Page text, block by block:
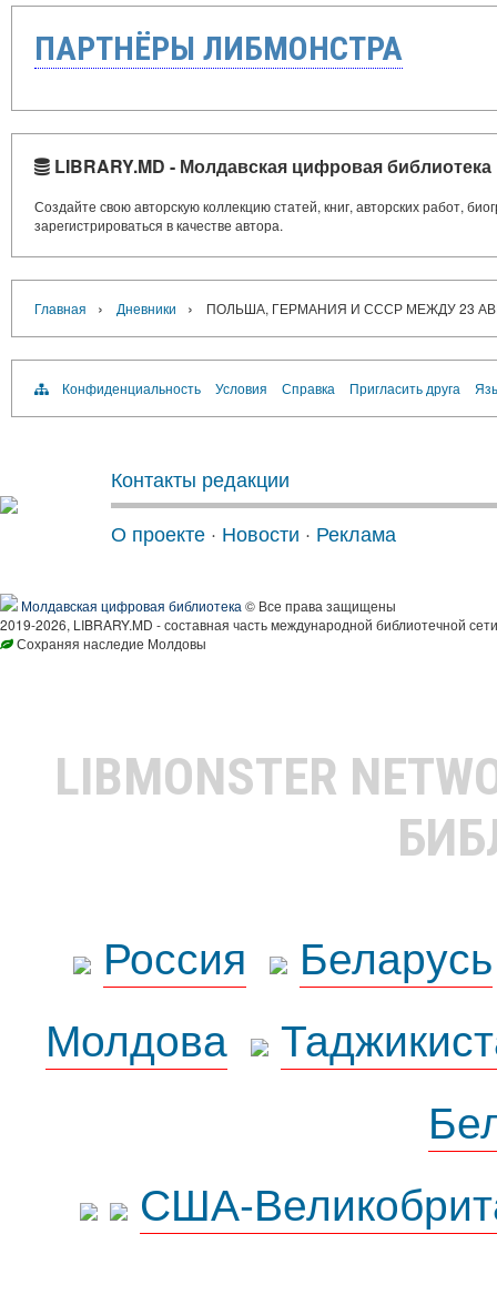
ПАРТНЁРЫ ЛИБМОНСТРА
LIBRARY.MD - Молдавская цифровая библиотека
Создайте свою авторскую коллекцию статей, книг, авторских работ,
зарегистрироваться в качестве автора.
Главная › Дневники › ПОЛЬША, ГЕРМАНИЯ И СССР МЕЖДУ 23
Конфиденциальность Условия Справка Пригласить друга
Контакты редакции
О проекте · Новости · Реклама
Молдавская цифровая библиотека © Все права защищены
2019-2026, LIBRARY.MD - составная часть международной библиотечной
Сохраняя наследие Молдовы
LIBMONSTER
Россия
Беларусь
Молдова
США-